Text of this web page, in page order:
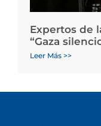
Expertos de
“Gaza
Leer Más >>